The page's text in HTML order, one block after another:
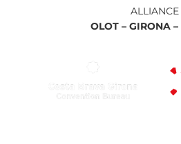
ALLIANCE
OLOT – GIRONA –